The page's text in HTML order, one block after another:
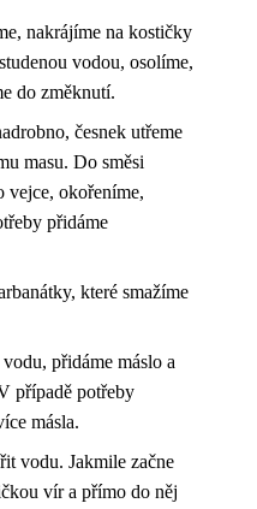
nakrájíme na kostičky
vodou, osolíme,
do změknutí.
česnek utřeme
masu. Do směsi
vejce, okořeníme,
přidáme
které smažíme
přidáme máslo a
případě potřeby
másla.
vodu. Jakmile začne
vír a přímo do něj